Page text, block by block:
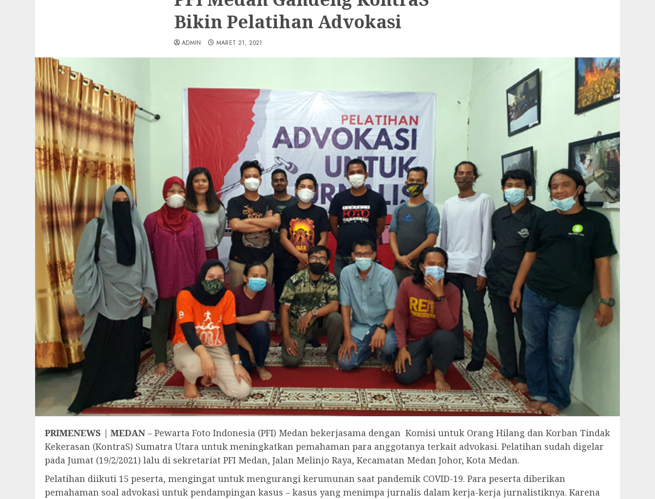
Bikin Pelatihan Advokasi
ADMIN MARET 21, 2021
PRIMENEWS | MEDAN – Pewarta Foto Indonesia (PFI) Medan bekerjasama dengan Komisi untuk Orang Hilang dan Korban Tindak
Kekerasan (KontraS) Sumatra Utara untuk meningkatkan pemahaman para anggotanya terkait advokasi. Pelatihan sudah digelar
pada Jumat (19/2/2021) lalu di sekretariat PFI Medan, Jalan Melinjo Raya, Kecamatan Medan Johor, Kota Medan.
Pelatihan diikuti 15 peserta, mengingat untuk mengurangi kerumunan saat pandemik COVID-19. Para peserta diberikan
pemahaman soal advokasi untuk pendampingan kasus – kasus yang menimpa jurnalis dalam kerja-kerja jurnalistiknya. Karena